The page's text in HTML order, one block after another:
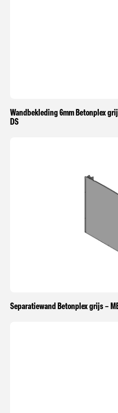
Wandbekleding 6mm Betonplex
DS
Separatiewand Betonplex grijs –